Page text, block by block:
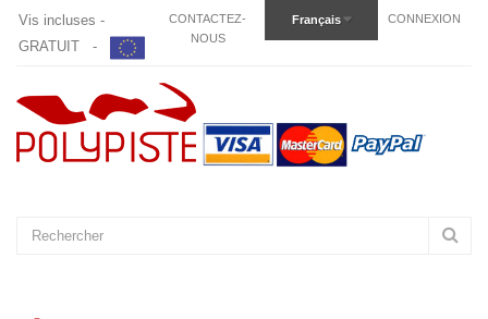
CONNEXION
Français
CONTACTEZ-
NOUS
Vis incluses -
GRATUIT -